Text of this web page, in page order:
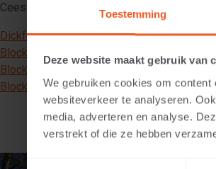
Toestemming
Deze website maakt gebruik van
We gebruiken cookies om
websiteverkeer te analyseren.
media, adverteren en analyse.
verstrekt of die ze hebben
Cees Rijnen
Dickformat 21x7x8 Anthrazit
Blockstufe 100x40x20 Anthrazit
Blockstufenecke 40 Innenseite gerundet
Blockstufenecke 40 Außenseite gerundet